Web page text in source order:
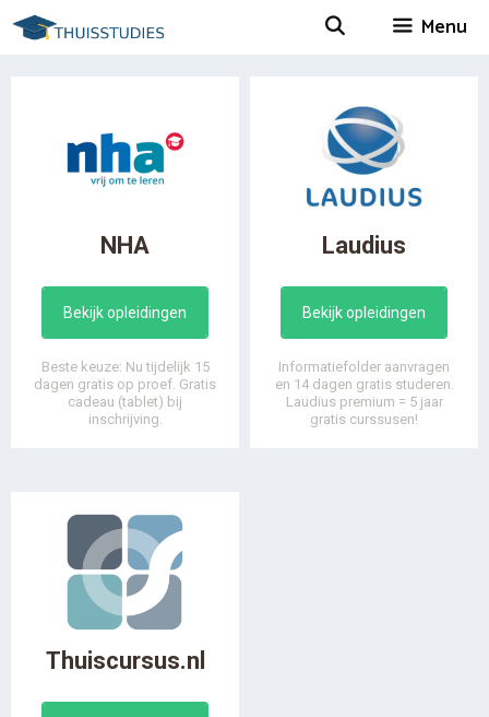
Spring
naar
Menu
NHA
Bekijk opleidingen
Beste keuze: Nu tijdelijk 15
dagen gratis op proef. Gratis
cadeau (tablet) bij
inschrijving.
Laudius
Bekijk opleidingen
Informatiefolder aanvragen
en 14 dagen gratis studeren.
Laudius premium = 5 jaar
gratis curssusen!
Thuiscursus.nl